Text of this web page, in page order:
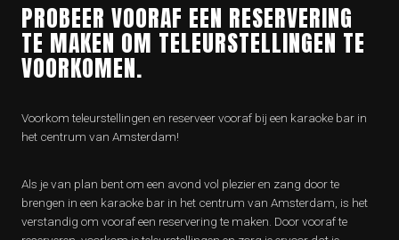
PROBEER VOORAF EEN RESERVERING
TE MAKEN OM TELEURSTELLINGEN TE
VOORKOMEN.
Voorkom teleurstellingen en reserveer vooraf bij een karaoke bar in
het centrum van Amsterdam!
Als je van plan bent om een avond vol plezier en zang door te
brengen in een karaoke bar in het centrum van Amsterdam, is het
verstandig om vooraf een reservering te maken. Door vooraf te